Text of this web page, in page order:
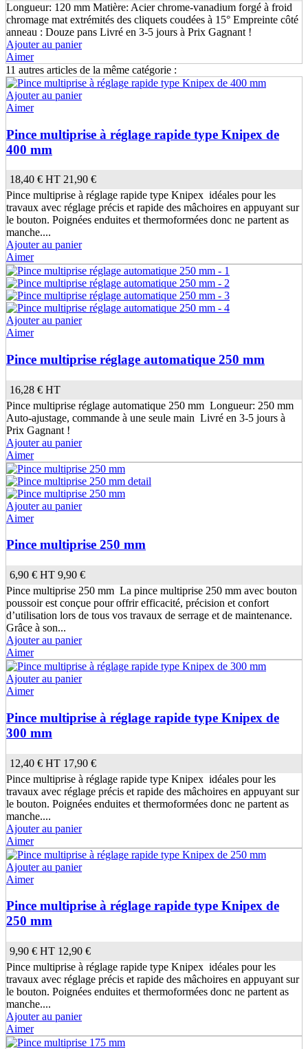
Longueur: 120 mm Matière: Acier chrome-vanadium forgé à froid
chromage mat extrémités des cliquets coudées à 15° Empreinte côté
anneau : Douze pans Livré en 3-5 jours à Prix Gagnant !
Ajouter au panier
Aimer
11 autres articles de la même catégorie :
Ajouter au panier
Aimer
Pince multiprise à réglage rapide type Knipex de
400 mm
18,40 € HT 21,90 €
Pince multiprise à réglage rapide type Knipex idéales pour les
travaux avec réglage précis et rapide des mâchoires en appuyant sur
le bouton. Poignées enduites et thermoformées donc ne partent as
manche....
Ajouter au panier
Aimer
Ajouter au panier
Aimer
Pince multiprise réglage automatique 250 mm
16,28 € HT
Pince multiprise réglage automatique 250 mm Longueur: 250 mm
Auto-ajustage, commande à une seule main Livré en 3-5 jours à
Prix Gagnant !
Ajouter au panier
Aimer
Ajouter au panier
Aimer
Pince multiprise 250 mm
6,90 € HT 9,90 €
Pince multiprise 250 mm La pince multiprise 250 mm avec bouton
poussoir est conçue pour offrir efficacité, précision et confort
d’utilisation lors de tous vos travaux de serrage et de maintenance.
Grâce à son...
Ajouter au panier
Aimer
Ajouter au panier
Aimer
Pince multiprise à réglage rapide type Knipex de
300 mm
12,40 € HT 17,90 €
Pince multiprise à réglage rapide type Knipex idéales pour les
travaux avec réglage précis et rapide des mâchoires en appuyant sur
le bouton. Poignées enduites et thermoformées donc ne partent as
manche....
Ajouter au panier
Aimer
Ajouter au panier
Aimer
Pince multiprise à réglage rapide type Knipex de
250 mm
9,90 € HT 12,90 €
Pince multiprise à réglage rapide type Knipex idéales pour les
travaux avec réglage précis et rapide des mâchoires en appuyant sur
le bouton. Poignées enduites et thermoformées donc ne partent as
manche....
Ajouter au panier
Aimer